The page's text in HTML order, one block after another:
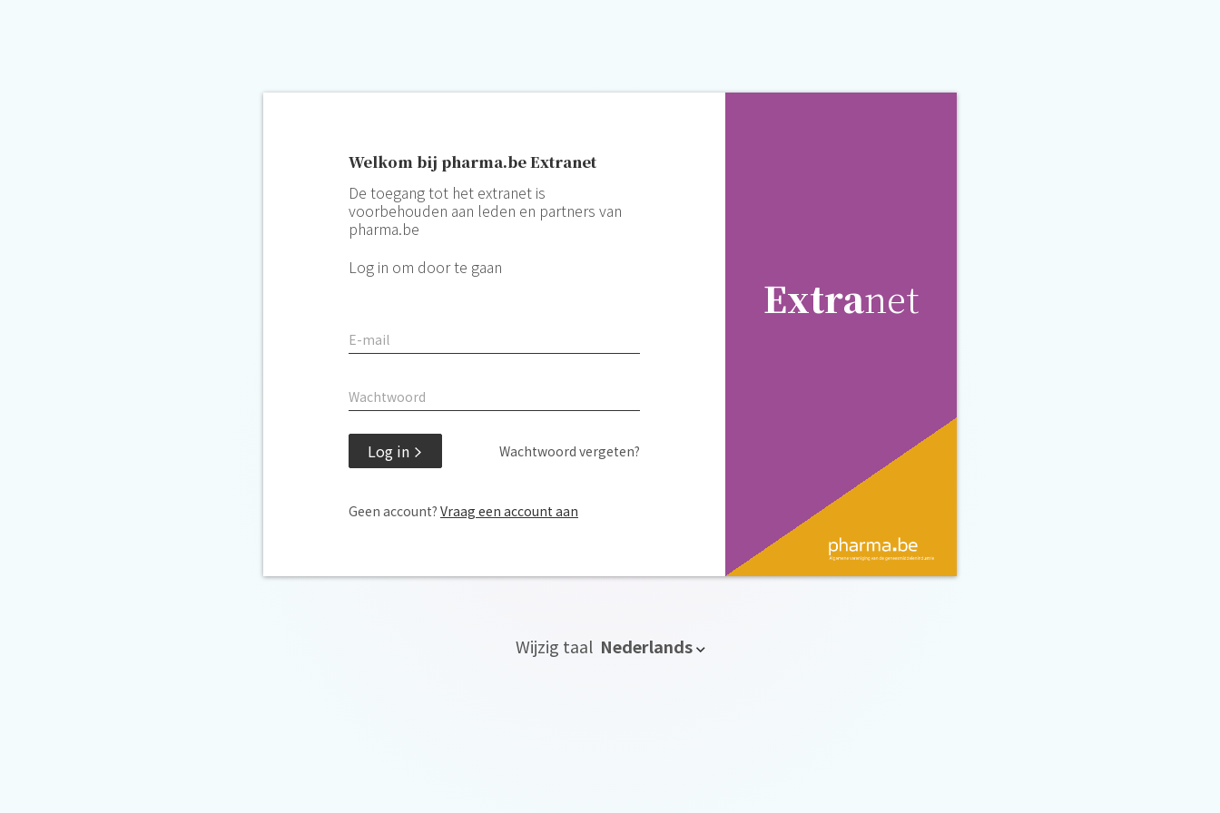
Welkom bij pharma.be Extranet
De toegang tot het extranet is
voorbehouden aan leden en partners van
pharma.be
Log in om door te gaan
E-mail
Wachtwoord
Log in Wachtwoord vergeten?
Geen account? Vraag een account aan
Extranet
Wijzig taal Nederlands